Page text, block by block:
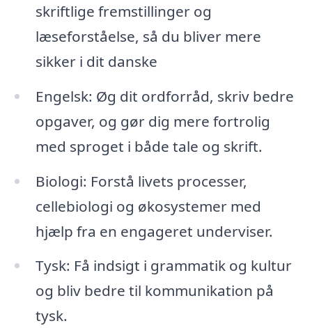
skriftlige fremstillinger og
læseforståelse, så du bliver mere
sikker i dit danske
Engelsk: Øg dit ordforråd, skriv bedre
opgaver, og gør dig mere fortrolig
med sproget i både tale og skrift.
Biologi: Forstå livets processer,
cellebiologi og økosystemer med
hjælp fra en engageret underviser.
Tysk: Få indsigt i grammatik og kultur
og bliv bedre til kommunikation på
tysk.